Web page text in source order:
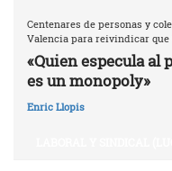
Centenares de personas y
Valencia para reivindicar
«Quien especula al
es un monopoly»
Enric Llopis